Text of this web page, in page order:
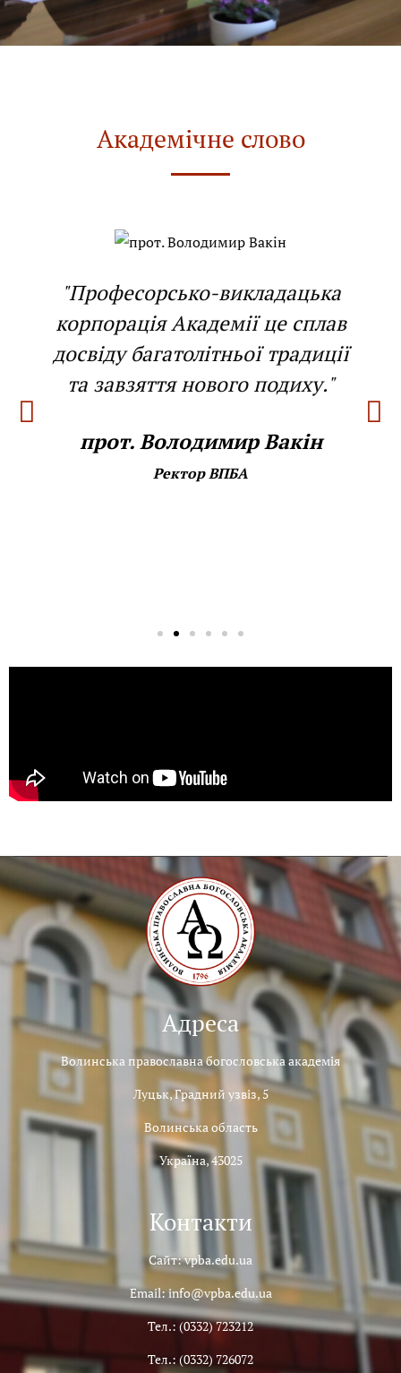
Академічне слово
"Професорсько-викладацька
корпорація Академії це сплав
досвіду багатолітньої традиції
та завзяття нового подиху."
прот. Володимир Вакін
Ректор ВПБА
Адреса
Волинська православна богословська академія
Луцьк, Градний узвіз, 5
Волинська область
Україна, 43025
Контакти
Сайт: vpba.edu.ua
Email: info@vpba.edu.ua
Тел.: (0332) 723212
Тел.: (0332) 726072